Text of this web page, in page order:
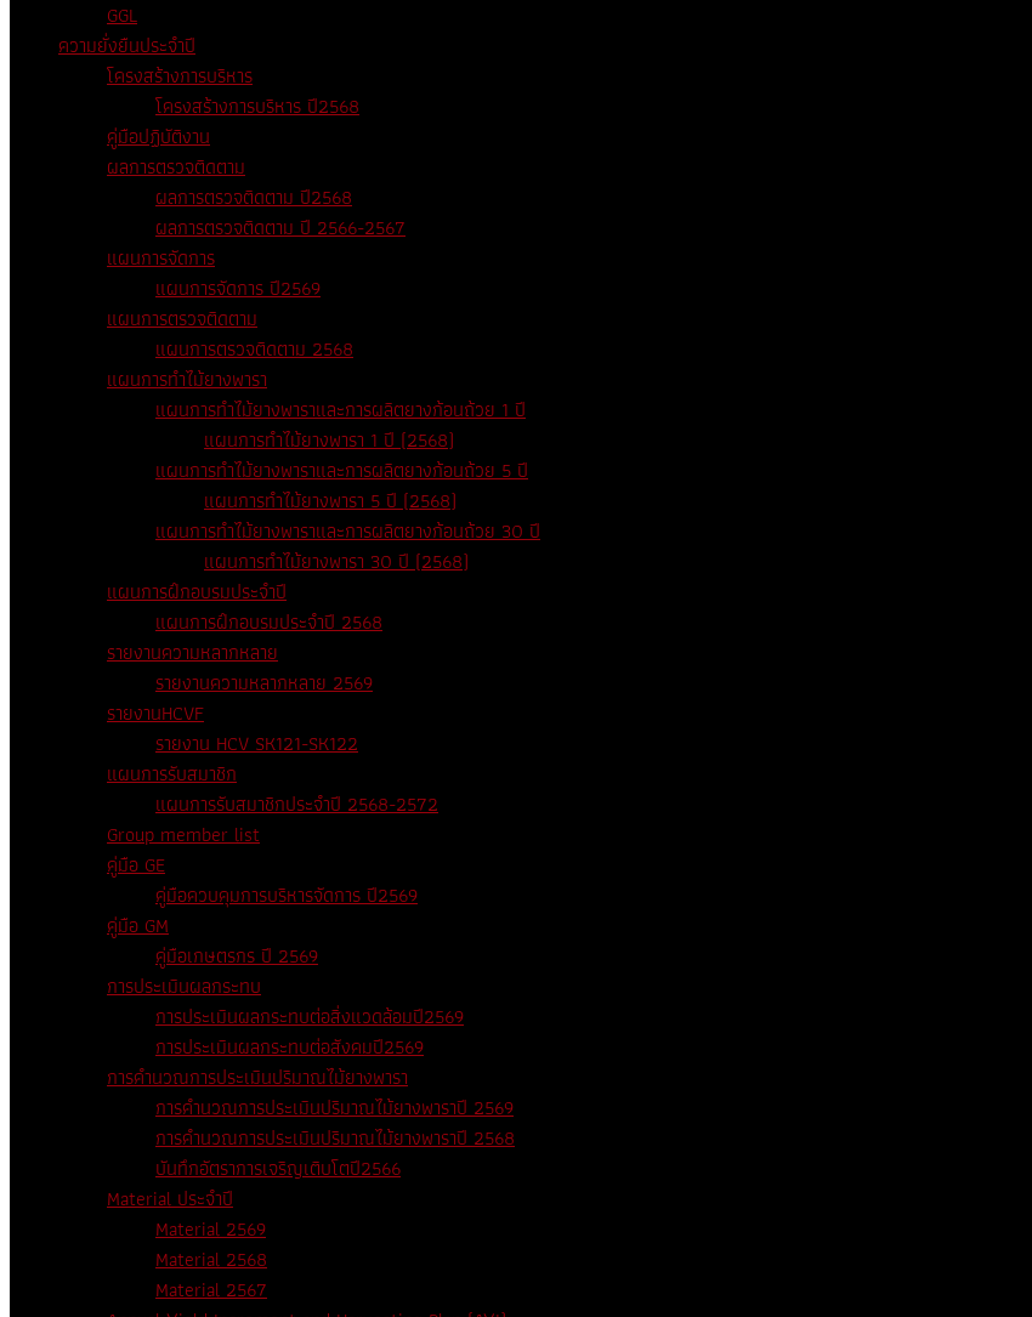
GGL
ความยั่งยืนประจำปี
โครงสร้างการบริหาร
โครงสร้างการบริหาร ปี2568
คู่มือปฏิบัติงาน
ผลการตรวจติดตาม
ผลการตรวจติดตาม ปี2568
ผลการตรวจติดตาม ปี 2566-2567
แผนการจัดการ
แผนการจัดการ ปี2569
แผนการตรวจติดตาม
แผนการตรวจติดตาม 2568
แผนการทำไม้ยางพารา
แผนการทำไม้ยางพาราและการผลิตยางก้อนถ้วย 1 ปี
แผนการทำไม้ยางพารา 1 ปี (2568)
แผนการทำไม้ยางพาราและการผลิตยางก้อนถ้วย 5 ปี
แผนการทำไม้ยางพารา 5 ปี (2568)
แผนการทำไม้ยางพาราและการผลิตยางก้อนถ้วย 30 ปี
แผนการทำไม้ยางพารา 30 ปี (2568)
แผนการฝึกอบรมประจำปี
แผนการฝึกอบรมประจำปี 2568
รายงานความหลากหลาย
รายงานความหลากหลาย 2569
รายงานHCVF
รายงาน HCV SK121-SK122
แผนการรับสมาชิก
แผนการรับสมาชิกประจำปี 2568-2572
Group member list
คู่มือ GE
คู่มือควบคุมการบริหารจัดการ ปี2569
คู่มือ GM
คู่มือเกษตรกร ปี 2569
การประเมินผลกระทบ
การประเมินผลกระทบต่อสิ่งแวดล้อมปี2569
การประเมินผลกระทบต่อสังคมปี2569
การคำนวณการประเมินปริมาณไม้ยางพารา
การคำนวณการประเมินปริมาณไม้ยางพาราปี 2569
การคำนวณการประเมินปริมาณไม้ยางพาราปี 2568
บันทึกอัตราการเจริญเติบโตปี2566
Material ประจำปี
Material 2569
Material 2568
Material 2567